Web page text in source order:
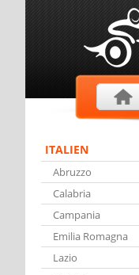
ITALIEN
Abruzzo
Calabria
Campania
Emilia Romagna
Lazio